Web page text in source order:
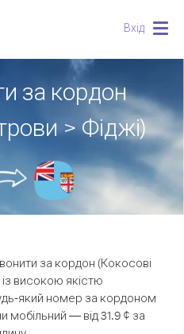
Вхід
за кордон
> Фіджі)
за кордон (Кокосові
високою якістю
який номер за кордоном
мобільний — від 31.9 ¢ за